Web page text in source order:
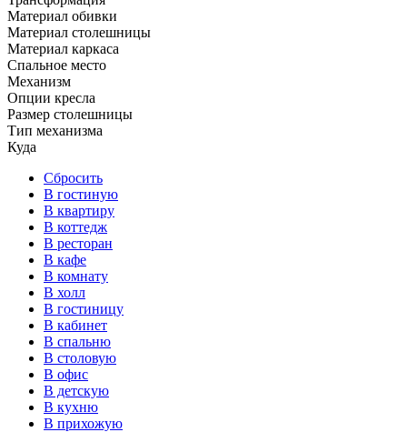
Материал обивки
Материал столешницы
Материал каркаса
Спальное место
Механизм
Опции кресла
Размер столешницы
Тип механизма
Куда
Сбросить
В гостиную
В квартиру
В коттедж
В ресторан
В кафе
В комнату
В холл
В гостиницу
В кабинет
В спальню
В столовую
В офис
В детскую
В кухню
В прихожую